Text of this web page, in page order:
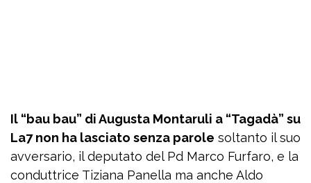
Il “bau bau” di Augusta Montaruli a “Tagadà” su
La7 non ha lasciato senza parole soltanto il suo
avversario, il deputato del Pd Marco Furfaro, e la
conduttrice Tiziana Panella ma anche Aldo